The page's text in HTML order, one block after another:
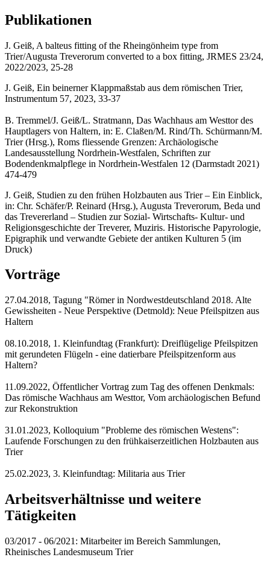
Publikationen
J. Geiß, A balteus fitting of the Rheingönheim type from
Trier/Augusta Treverorum converted to a box fitting, JRMES 23/24,
2022/2023, 25-28
J. Geiß, Ein beinerner Klappmaßstab aus dem römischen Trier,
Instrumentum 57, 2023, 33-37
B. Tremmel/J. Geiß/L. Stratmann, Das Wachhaus am Westtor des
Hauptlagers von Haltern, in: E. Claßen/M. Rind/Th. Schürmann/M.
Trier (Hrsg.), Roms fliessende Grenzen: Archäologische
Landesausstellung Nordrhein-Westfalen, Schriften zur
Bodendenkmalpflege in Nordrhein-Westfalen 12 (Darmstadt 2021)
474-479
J. Geiß, Studien zu den frühen Holzbauten aus Trier – Ein Einblick,
in: Chr. Schäfer/P. Reinard (Hrsg.), Augusta Treverorum, Beda und
das Trevererland – Studien zur Sozial- Wirtschafts- Kultur- und
Religionsgeschichte der Treverer, Muziris. Historische Papyrologie,
Epigraphik und verwandte Gebiete der antiken Kulturen 5 (im
Druck)
Vorträge
27.04.2018, Tagung "Römer in Nordwestdeutschland 2018. Alte
Gewissheiten - Neue Perspektive (Detmold): Neue Pfeilspitzen aus
Haltern
08.10.2018, 1. Kleinfundtag (Frankfurt): Dreiflügelige Pfeilspitzen
mit gerundeten Flügeln - eine datierbare Pfeilspitzenform aus
Haltern?
11.09.2022, Öffentlicher Vortrag zum Tag des offenen Denkmals:
Das römische Wachhaus am Westtor, Vom archäologischen Befund
zur Rekonstruktion
31.01.2023, Kolloquium "Probleme des römischen Westens":
Laufende Forschungen zu den frühkaiserzeitlichen Holzbauten aus
Trier
25.02.2023, 3. Kleinfundtag: Militaria aus Trier
Arbeitsverhältnisse und weitere
Tätigkeiten
03/2017 - 06/2021: Mitarbeiter im Bereich Sammlungen,
Rheinisches Landesmuseum Trier